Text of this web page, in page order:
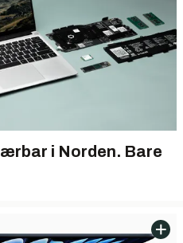
i Norden. Bare